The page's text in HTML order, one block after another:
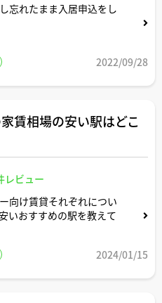
忘れたまま入居申込をし
もお部屋に入って採寸で2022/09/28
賃相場の安い駅はどこ
レビュー
向け賃貸それぞれについ
いおすすめの駅を教えて
2024/01/15